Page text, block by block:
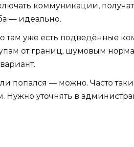
коммуникации,
— идеально.
там уже есть подведённые
от границ, шумовым
попался — можно. Часто
уточнять в